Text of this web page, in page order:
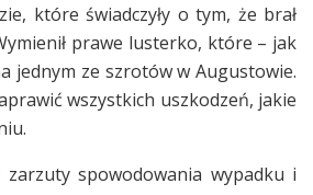
które świadczyły o tym, że brał
prawe lusterko, które – jak
jednym ze szrotów w Augustowie.
wszystkich uszkodzeń, jakie
zarzuty spowodowania wypadku i